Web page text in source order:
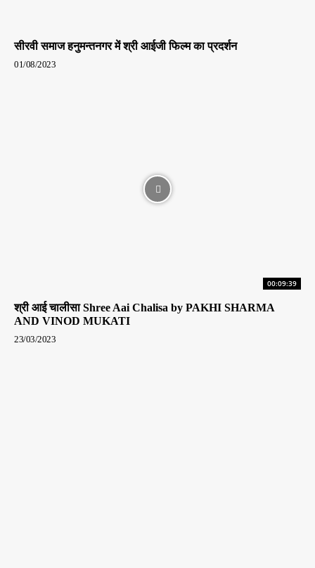
सीरवी समाज हनुमन्तनगर में श्री आईजी फिल्म का प्रदर्शन
01/08/2023
00:09:39
श्री आई चालीसा Shree Aai Chalisa by PAKHI SHARMA
AND VINOD MUKATI
23/03/2023